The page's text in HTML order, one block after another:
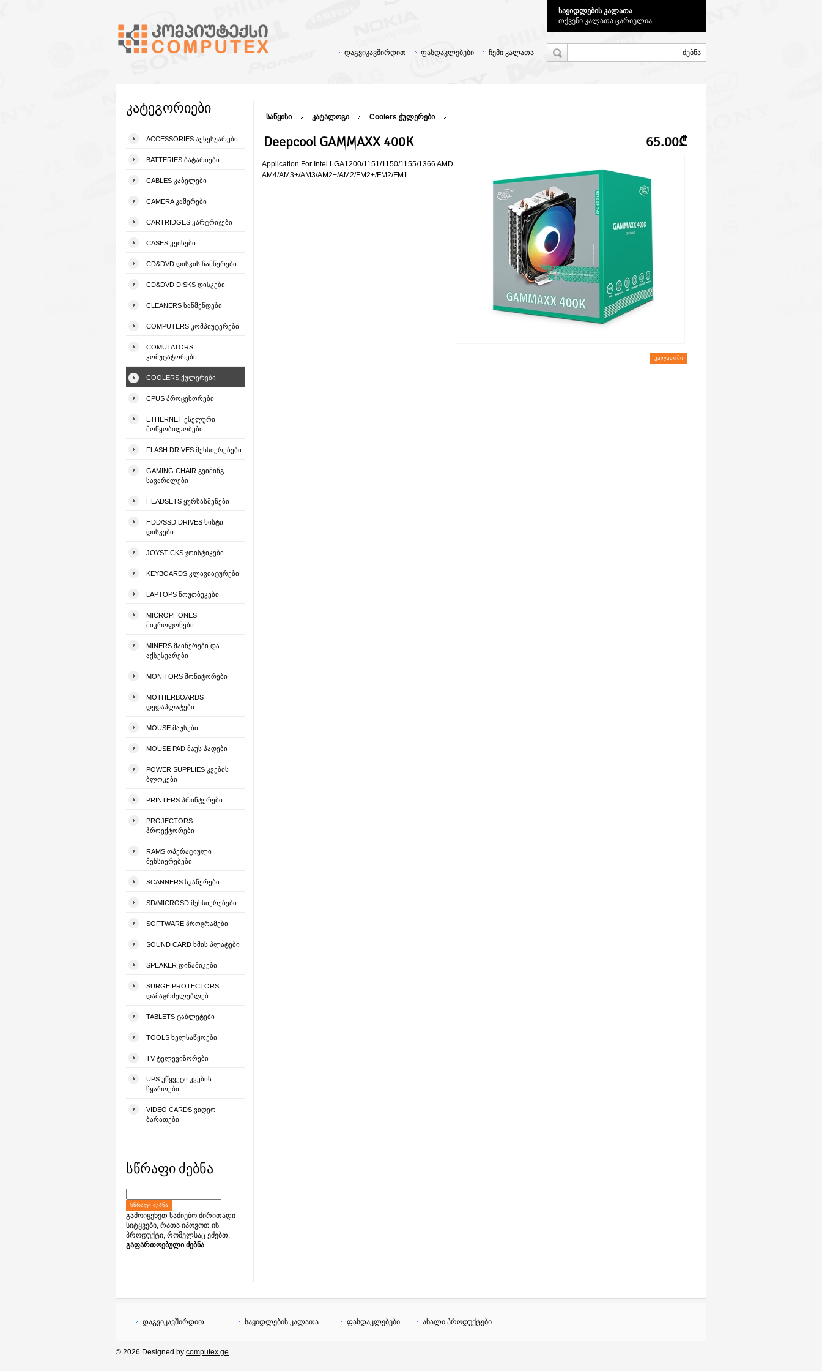
საყიდლების კალათა
თქვენი კალათა ცარიელია.
ჩემი კალათა
ფასდაკლებები
დაგვიკავშირდით
კატეგორიები
ACCESSORIES ᲐᲥᲡᲔᲡᲣᲐᲠᲔᲑᲘ
BATTERIES ᲑᲐᲢᲐᲠᲘᲔᲑᲘ
CABLES ᲙᲐᲑᲔᲚᲔᲑᲘ
CAMERA ᲙᲐᲛᲔᲠᲔᲑᲘ
CARTRIDGES ᲙᲐᲠᲢᲠᲘᲯᲔᲑᲘ
CASES ᲙᲔᲘᲡᲔᲑᲘ
CD&DVD ᲓᲘᲡᲙᲘᲡ ᲩᲐᲛᲬᲔᲠᲔᲑᲘ
CD&DVD DISKS ᲓᲘᲡᲙᲔᲑᲘ
CLEANERS ᲡᲐᲬᲛᲔᲜᲓᲔᲑᲘ
COMPUTERS ᲙᲝᲛᲞᲘᲣᲢᲔᲠᲔᲑᲘ
COMUTATORS
ᲙᲝᲛᲣᲢᲐᲢᲝᲠᲔᲑᲘ
COOLERS ᲥᲣᲚᲔᲠᲔᲑᲘ
CPUS ᲞᲠᲝᲪᲔᲡᲝᲠᲔᲑᲘ
ETHERNET ᲥᲡᲔᲚᲣᲠᲘ
ᲛᲝᲬᲧᲝᲑᲘᲚᲝᲑᲔᲑᲘ
FLASH DRIVES ᲛᲔᲮᲡᲘᲔᲠᲔᲑᲔᲑᲘ
GAMING CHAIR ᲒᲔᲘᲛᲘᲜᲒ
ᲡᲐᲕᲐᲠᲫᲚᲔᲑᲘ
HEADSETS ᲧᲣᲠᲡᲐᲡᲛᲔᲜᲔᲑᲘ
HDD/SSD DRIVES ᲮᲘᲡᲢᲘ
ᲓᲘᲡᲙᲔᲑᲘ
JOYSTICKS ᲯᲝᲘᲡᲢᲘᲙᲔᲑᲘ
KEYBOARDS ᲙᲚᲐᲕᲘᲐᲢᲣᲠᲔᲑᲘ
LAPTOPS ᲜᲝᲣᲗᲑᲣᲙᲔᲑᲘ
MICROPHONES
ᲛᲘᲙᲠᲝᲤᲝᲜᲔᲑᲘ
MINERS ᲛᲐᲘᲜᲔᲠᲔᲑᲘ ᲓᲐ
ᲐᲥᲡᲔᲡᲣᲐᲠᲔᲑᲘ
MONITORS ᲛᲝᲜᲘᲢᲝᲠᲔᲑᲘ
MOTHERBOARDS
ᲓᲔᲓᲐᲞᲚᲐᲢᲔᲑᲘ
MOUSE ᲛᲐᲣᲡᲔᲑᲘ
MOUSE PAD ᲛᲐᲣᲡ ᲞᲐᲓᲔᲑᲘ
POWER SUPPLIES ᲙᲕᲔᲑᲘᲡ
ᲑᲚᲝᲙᲔᲑᲘ
PRINTERS ᲞᲠᲘᲜᲢᲔᲠᲔᲑᲘ
PROJECTORS
ᲞᲠᲝᲔᲥᲢᲝᲠᲔᲑᲘ
RAMS ᲝᲞᲔᲠᲐᲢᲘᲣᲚᲘ
ᲛᲔᲮᲡᲘᲔᲠᲔᲑᲔᲑᲘ
SCANNERS ᲡᲙᲐᲜᲔᲠᲔᲑᲘ
SD/MICROSD ᲛᲔᲮᲡᲘᲔᲠᲔᲑᲔᲑᲘ
SOFTWARE ᲞᲠᲝᲒᲠᲐᲛᲔᲑᲘ
SOUND CARD ᲮᲛᲘᲡ ᲞᲚᲐᲢᲔᲑᲘ
SPEAKER ᲓᲘᲜᲐᲛᲘᲙᲔᲑᲘ
SURGE PROTECTORS
ᲓᲐᲛᲐᲒᲠᲫᲔᲚᲔᲑᲚᲔᲑ
TABLETS ᲢᲐᲑᲚᲔᲢᲔᲑᲘ
TOOLS ᲮᲔᲚᲡᲐᲬᲧᲝᲔᲑᲘ
TV ᲢᲔᲚᲔᲕᲘᲖᲝᲠᲔᲑᲘ
UPS ᲣᲬᲧᲕᲔᲢᲘ ᲙᲕᲔᲑᲘᲡ
ᲬᲧᲐᲠᲝᲔᲑᲘ
VIDEO CARDS ᲕᲘᲓᲔᲝ
ᲑᲐᲠᲐᲗᲔᲑᲘ
სწრაფი ძებნა
ᲡᲬᲠᲐᲤᲘ ᲫᲔᲑᲜᲐ
გამოიყენეთ საძიებო ძირითადი
სიტყვები, რათა იპოვოთ ის
პროდუქტი, რომელსაც ეძებთ.
გაფართოებული ძებნა
საწყისი კატალოგი Coolers ქულერები
Deepcool GAMMAXX 400K 65.00₾
Application For Intel LGA1200/1151/1150/1155/1366 AMD
AM4/AM3+/AM3/AM2+/AM2/FM2+/FM2/FM1
ᲙᲐᲚᲐᲗᲐᲨᲘ
დაგვიკავშირდით საყიდლების კალათა ფასდაკლებები ახალი პროდუქტები
© 2026 Designed by computex.ge